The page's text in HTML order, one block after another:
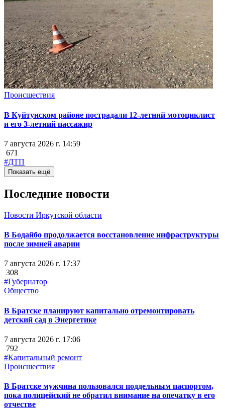
Происшествия
В Куйтунском районе пострадали 12-летний мотоциклист
и его 3-летний пассажир
7 августа 2026 г. 14:59
671
#ДТП
Показать ещё
Последние новости
Новости Иркутской области
В Бодайбо продолжается восстановление инфраструктуры
после зимней аварии
7 августа 2026 г. 17:37
308
#Губернатор
Общество
В Братске планируют капитально отремонтировать
детский сад в Энергетике
7 августа 2026 г. 17:06
792
#Капитальный ремонт
Происшествия
В Братске мужчина пользовался поддельным паспортом,
пока полицейский не обратил внимание на опечатку в его
отчестве